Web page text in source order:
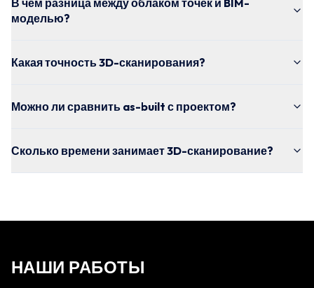
моделью?
Какая точность 3D-сканирования?
Можно ли сравнить as-built с проектом?
Сколько времени занимает 3D-сканирование?
НАШИ РАБОТЫ